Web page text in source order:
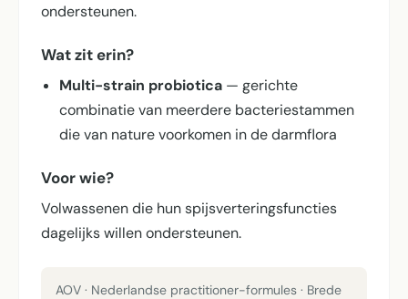
ondersteunen.
Wat zit erin?
Multi-strain probiotica — gerichte
combinatie van meerdere bacteriestammen
die van nature voorkomen in de darmflora
Voor wie?
Volwassenen die hun spijsverterings­functies
dagelijks willen ondersteunen.
AOV · Nederlandse practitioner-formules · Brede